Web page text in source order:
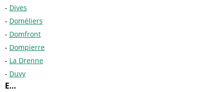
Dives
Doméliers
Domfront
Dompierre
La Drenne
Duvy
E…